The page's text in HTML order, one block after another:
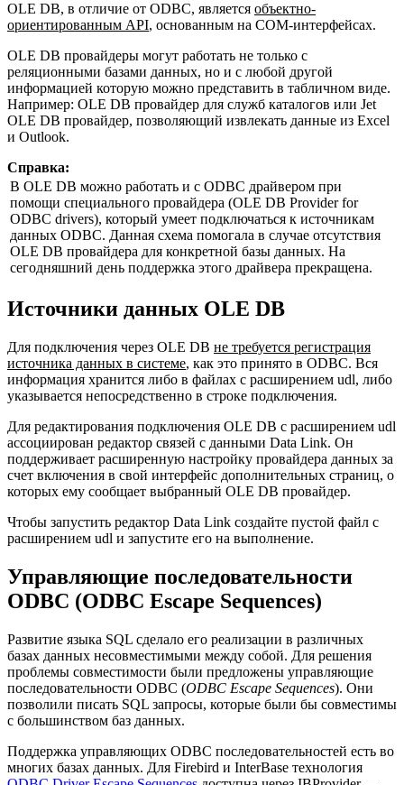
OLE DB, в отличие от ODBC, является объектно-
ориентированным API, основанным на COM-интерфейсах.
OLE DB провайдеры могут работать не только с
реляционными базами данных, но и с любой другой
информацией которую можно представить в табличном виде.
Например: OLE DB провайдер для служб каталогов или Jet
OLE DB провайдер, позволяющий извлекать данные из Excel
и Outlook.
Справка:
В OLE DB можно работать и с ODBC драйвером при
помощи специального провайдера (OLE DB Provider for
ODBC drivers), который умеет подключаться к источникам
данных ODBC. Данная схема помогала в случае отсутствия
OLE DB провайдера для конкретной базы данных. На
сегодняшний день поддержка этого драйвера прекращена.
Источники данных OLE DB
Для подключения через OLE DB не требуется регистрация
источника данных в системе, как это принято в ODBC. Вся
информация хранится либо в файлах с расширением udl, либо
указывается непосредственно в строке подключения.
Для редактирования подключения OLE DB с расширением udl
ассоциирован редактор связей с данными Data Link. Он
поддерживает расширенную настройку провайдера данных за
счет включения в свой интерфейс дополнительных страниц, о
которых ему сообщает выбранный OLE DB провайдер.
Чтобы запустить редактор Data Link создайте пустой файл с
расширением udl и запустите его на выполнение.
Управляющие последовательности
ODBC (ODBC Escape Sequences)
Развитие языка SQL сделало его реализации в различных
базах данных несовместимыми между собой. Для решения
проблемы совместимости были предложены управляющие
последовательности ODBC (ODBC Escape Sequences). Они
позволили писать SQL запросы, которые были бы совместимы
с большинством баз данных.
Поддержка управляющих ODBC последовательностей есть во
многих базах данных. Для Firebird и InterBase технология